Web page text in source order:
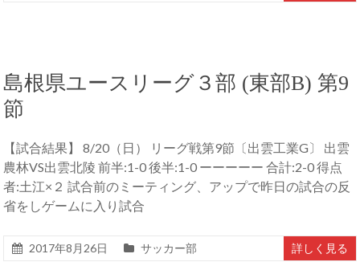
島根県ユースリーグ３部 (東部B) 第9
節
【試合結果】 8/20（日） リーグ戦第9節〔出雲工業G〕 出雲
農林VS出雲北陵 前半:1-0 後半:1-0 ーーーーー 合計:2-0 得点
者:土江×２ 試合前のミーティング、アップで昨日の試合の反
省をしゲームに入り試合
2017年8月26日 サッカー部 詳しく見る